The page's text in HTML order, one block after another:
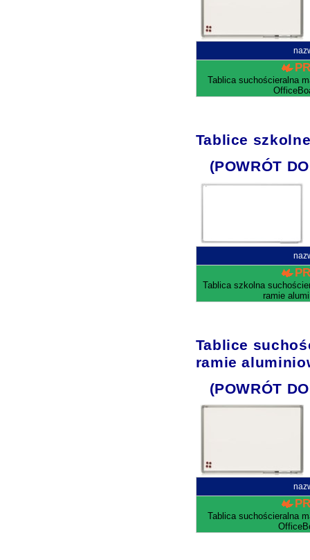
Tablica suchościeralna
Tablice
(POWRÓT
Tablica szkolna
ramie
Tablice
ramie
(POWRÓT
Tablica suchościeralna